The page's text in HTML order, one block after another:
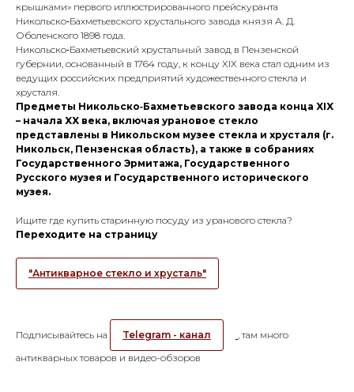
крышками» первого иллюстрированного прейскуранта
Никольско‑Бахметьевского хрустального завода князя А. Д.
Оболенского 1898 года.
Никольско‑Бахметьевский хрустальный завод в Пензенской
губернии, основанный в 1764 году, к концу XIX века стал одним из
ведущих российских предприятий художественного стекла и
хрусталя.
Предметы Никольско‑Бахметьевского завода конца XIX
– начала XX века, включая урановое стекло
представлены в Никольском музее стекла и хрусталя (г.
Никольск, Пензенская область), а также в собраниях
Государственного Эрмитажа, Государственного
Русского музея и Государственного исторического
музея.
Ищите где купить старинную посуду из уранового стекла?
Переходите на страницу
"Антикварное стекло и хрусталь"
Подписывайтесь на Telegram - канал
, там много
антикварных товаров и видео-обзоров